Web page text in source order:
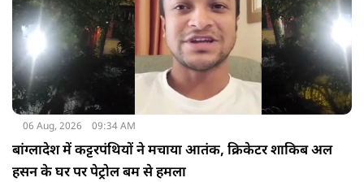
06 Aug, 2026 09:34 AM
बांग्लादेश में कट्टरपंथियों ने मचाया आतंक, क्रिकेटर शाकिब अल
हसन के घर पर पेट्रोल बम से हमला